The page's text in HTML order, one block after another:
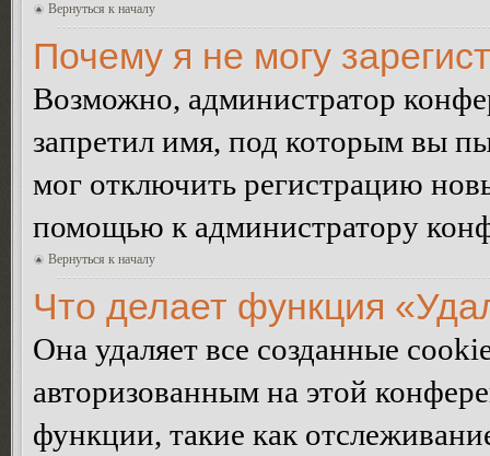
Вернуться к началу
Почему я не могу
Возможно, администратор
запретил имя, под которым вы
мог отключить регистрацию
помощью к администратору
Вернуться к началу
Что делает функция
Она удаляет все созданные
авторизованным на этой
функции, такие как